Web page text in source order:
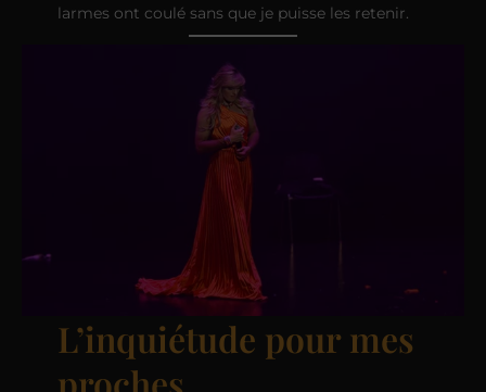
larmes ont coulé sans que je puisse les retenir.
L’inquiétude pour mes